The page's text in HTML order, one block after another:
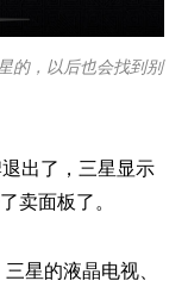
的，以后也会找到别
出了，三星显示
卖面板了。
星的液晶电视、